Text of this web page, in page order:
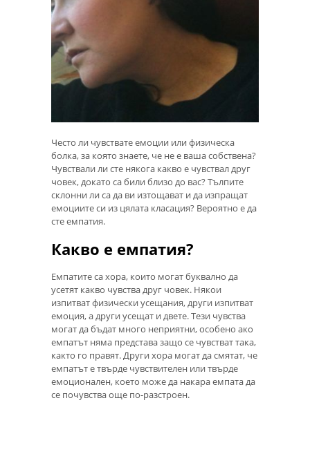
Често ли чувствате емоции или физическа
болка, за която знаете, че не е ваша собствена?
Чувствали ли сте някога какво е чувствал друг
човек, докато са били близо до вас? Тълпите
склонни ли са да ви изтощават и да изпращат
емоциите си из цялата класация? Вероятно е да
сте емпатия.
Какво е емпатия?
Емпатите са хора, които могат буквално да
усетят какво чувства друг човек. Някои
изпитват физически усещания, други изпитват
емоция, а други усещат и двете. Тези чувства
могат да бъдат много неприятни, особено ако
емпатът няма представа защо се чувстват така,
както го правят. Други хора могат да смятат, че
емпатът е твърде чувствителен или твърде
емоционален, което може да накара емпата да
се почувства още по-разстроен.